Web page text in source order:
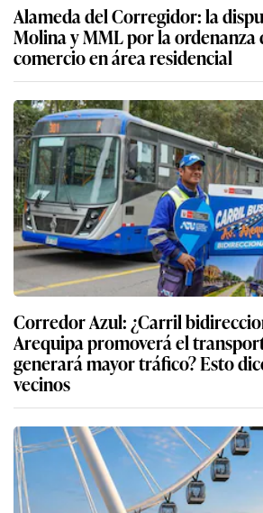
Alameda del Corregidor: la
Molina y MML por la ordenanza
comercio en área residencial
Corredor Azul: ¿Carril
Arequipa promoverá el
generará mayor tráfico? Esto
vecinos